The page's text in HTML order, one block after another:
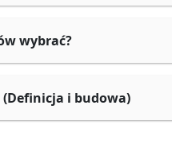
wybrać?
i budowa)